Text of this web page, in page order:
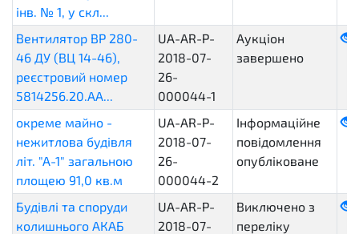
інв. № 1, у скл...
Вентилятор ВР 280-
46 ДУ (ВЦ 14-46),
реєстровий номер
5814256.20.АА...
UA-AR-P-
2018-07-
26-
000044-1
Аукціон
завершено
окреме майно -
нежитлова будівля
літ. "А-1" загальною
площею 91,0 кв.м
UA-AR-P-
2018-07-
26-
000044-2
Інформаційне
повідомлення
опубліковане
Будівлі та споруди
колишнього АКАБ
UA-AR-P-
2018-07-
Виключено з
переліку